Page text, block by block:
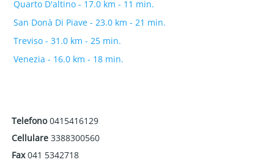
Quarto D'altino - 17.0 km - 11 min.
San Donà Di Piave - 23.0 km - 21 min.
Treviso - 31.0 km - 25 min.
Venezia - 16.0 km - 18 min.
Telefono0415416129
Cellulare 3388300560
Fax041 5342718